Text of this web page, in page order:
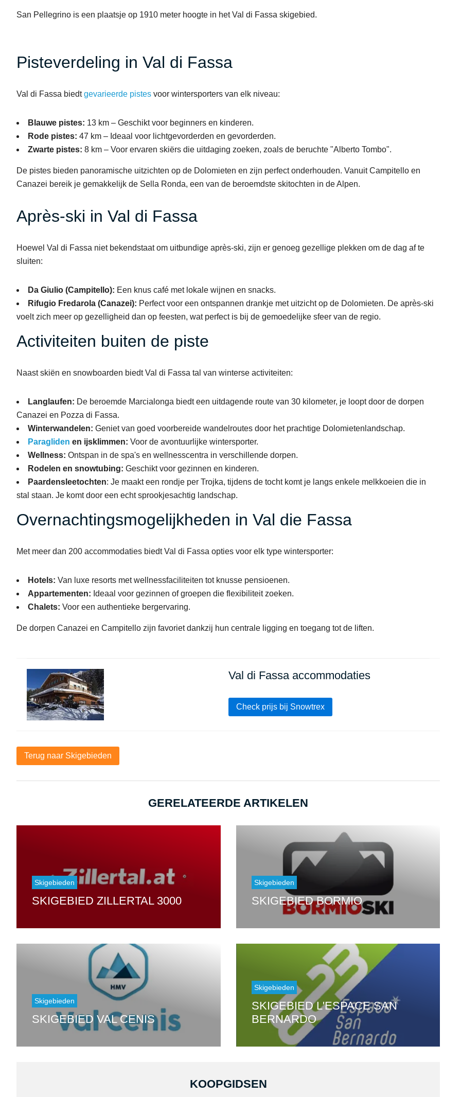
San Pellegrino is een plaatsje op 1910 meter hoogte in het Val di Fassa skigebied.
Pisteverdeling in Val di Fassa
Val di Fassa biedtgevarieerde pistes voor wintersporters van elk niveau:
Blauwe pistes: 13 km – Geschikt voor beginners en kinderen.
Rode pistes: 47 km – Ideaal voor lichtgevorderden en gevorderden.
Zwarte pistes: 8 km – Voor ervaren skiërs die uitdaging zoeken, zoals de beruchte "Alberto Tombo".
De pistes bieden panoramische uitzichten op de Dolomieten en zijn perfect onderhouden. Vanuit Campitello en
Canazei bereik je gemakkelijk de Sella Ronda, een van de beroemdste skitochten in de Alpen.
Après-ski in Val di Fassa
Hoewel Val di Fassa niet bekendstaat om uitbundige après-ski, zijn er genoeg gezellige plekken om de dag af te
sluiten:
Da Giulio (Campitello): Een knus café met lokale wijnen en snacks.
Rifugio Fredarola (Canazei): Perfect voor een ontspannen drankje met uitzicht op de Dolomieten. De après-ski
voelt zich meer op gezelligheid dan op feesten, wat perfect is bij de gemoedelijke sfeer van de regio.
Activiteiten buiten de piste
Naast skiën en snowboarden biedt Val di Fassa tal van winterse activiteiten:
Langlaufen: De beroemde Marcialonga biedt een uitdagende route van 30 kilometer, je loopt door de dorpen
Canazei en Pozza di Fassa.
Winterwandelen: Geniet van goed voorbereide wandelroutes door het prachtige Dolomietenlandschap.
Paragliden en ijsklimmen: Voor de avontuurlijke wintersporter.
Wellness: Ontspan in de spa's en wellnesscentra in verschillende dorpen.
Rodelen en snowtubing: Geschikt voor gezinnen en kinderen.
Paardensleetochten: Je maakt een rondje per Trojka, tijdens de tocht komt je langs enkele melkkoeien die in
stal staan. Je komt door een echt sprookjesachtig landschap.
Overnachtingsmogelijkheden in Val die Fassa
Met meer dan 200 accommodaties biedt Val di Fassa opties voor elk type wintersporter:
Hotels: Van luxe resorts met wellnessfaciliteiten tot knusse pensioenen.
Appartementen: Ideaal voor gezinnen of groepen die flexibiliteit zoeken.
Chalets: Voor een authentieke bergervaring.
De dorpen Canazei en Campitello zijn favoriet dankzij hun centrale ligging en toegang tot de liften.
Val di Fassa accommodaties
Check prijs bij Snowtrex
Terug naar Skigebieden
GERELATEERDE ARTIKELEN
Skigebieden
SKIGEBIED ZILLERTAL 3000
Skigebieden
SKIGEBIED BORMIO
Skigebieden
SKIGEBIED VAL CENIS
Skigebieden
SKIGEBIED L'ESPACE SAN
BERNARDO
KOOPGIDSEN